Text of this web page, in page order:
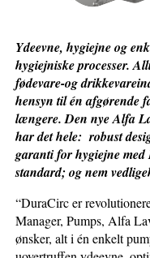
Ydeevne, hygiejne og
hygiejniske processer.
fødevare-og
hensyn til én afgørende
længere. Den nye Alfa
har det hele: robust
garanti for hygiejne
standard; og nem
“DuraCirc er
Manager, Pumps, Alfa
ønsker, alt i én enkelt